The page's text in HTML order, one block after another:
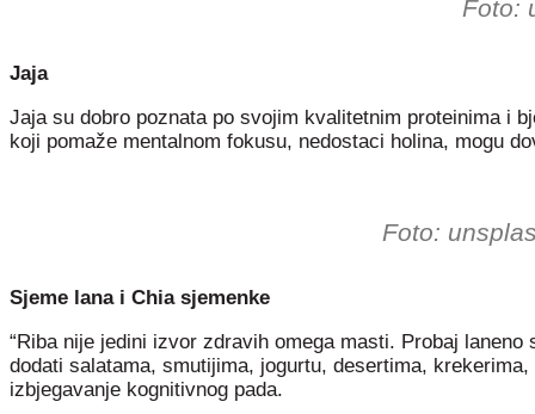
Foto:
Jaja
Jaja su dobro poznata po svojim kvalitetnim proteinima i
koji pomaže mentalnom fokusu, nedostaci holina, mogu
Foto:
Sjeme lana i Chia sjemenke
“Riba nije jedini izvor zdravih omega masti. Probaj
dodati salatama, smutijima, jogurtu, desertima,
izbjegavanje kognitivnog pada.